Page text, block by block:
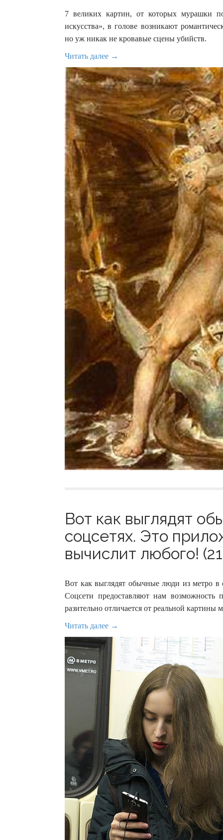
7 великих картин, от которых мурашки
искусства», в голове возникают
но уж никак не кровавые сцены убийств.
Читать далее →
Вот как выглядят
соцсетях. Это
вычислит любого!
Вот как выглядят обычные люди из метро в
Соцсети предоставляют нам возможность
разительно отличается от реальной картины
Читать далее →